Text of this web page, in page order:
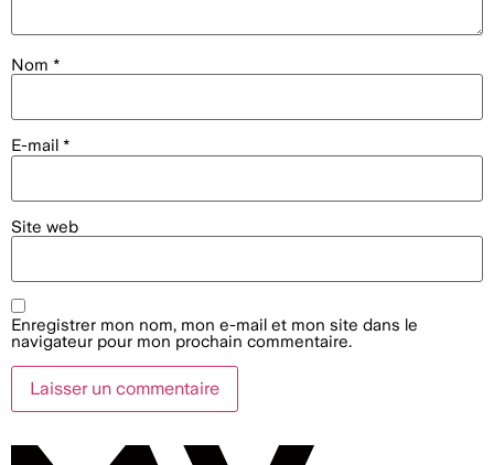
Nom *
E-mail *
Site web
Enregistrer mon nom, mon e-mail et mon site dans le
navigateur pour mon prochain commentaire.